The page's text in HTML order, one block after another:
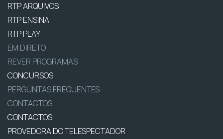
RTP ARQUIVOS
RTP ENSINA
RTP PLAY
EM DIRETO
REVER PROGRAMAS
CONCURSOS
PERGUNTAS FREQUENTES
CONTACTOS
CONTACTOS
PROVEDORA DO TELESPECTADOR